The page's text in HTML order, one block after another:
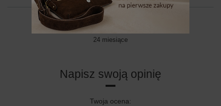
24 MIESIĄCE
24 miesiące
Napisz swoją opinię
Twoja ocena: